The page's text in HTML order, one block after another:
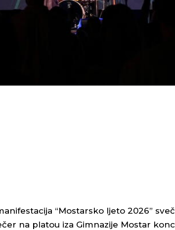
“Mostarsko ljeto 2026”
na platou iza Gimnazije Mostar